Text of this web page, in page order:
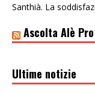
Santhià. La
Ascolta Alè
Ultime notizie